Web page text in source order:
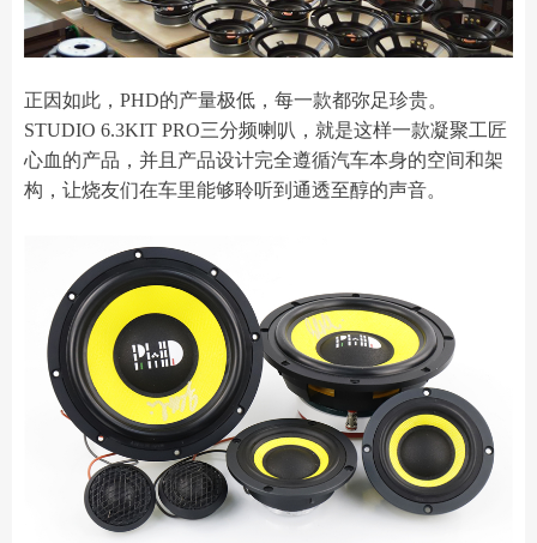
正因如此，PHD的产量极低，每一款都弥足珍贵。
STUDIO 6.3KIT PRO三分频喇叭，就是这样一款凝聚工匠
心血的产品，并且产品设计完全遵循汽车本身的空间和架
构，让烧友们在车里能够聆听到通透至醇的声音。